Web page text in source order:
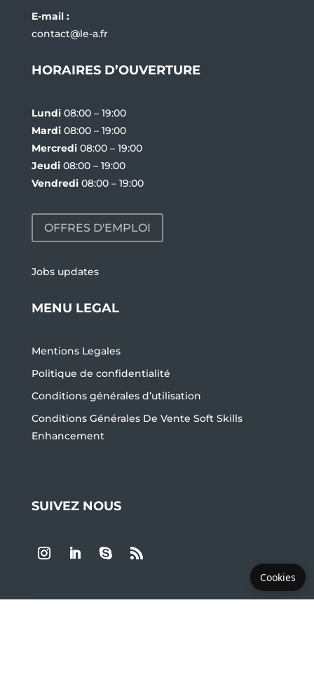
E-mail :
contact@le-a.fr
HORAIRES D’OUVERTURE
Lundi08:00 – 19:00
Mardi08:00 – 19:00
Mercredi08:00 – 19:00
Jeudi08:00 – 19:00
Vendredi08:00 – 19:00
OFFRES D'EMPLOI
Jobs updates
MENU LEGAL
Mentions Legales
Politique de confidentialité
Conditions générales d’utilisation
Conditions Générales De Vente Soft Skills
Enhancement
SUIVEZ NOUS
Cookies